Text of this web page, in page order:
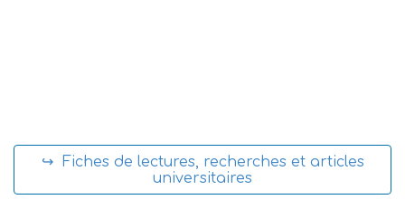
↪ Fiches de lectures, recherches et articles
universitaires